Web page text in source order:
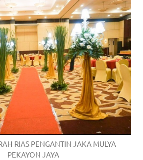
RIAS PENGANTIN JAKA MULYA
PEKAYON JAYA